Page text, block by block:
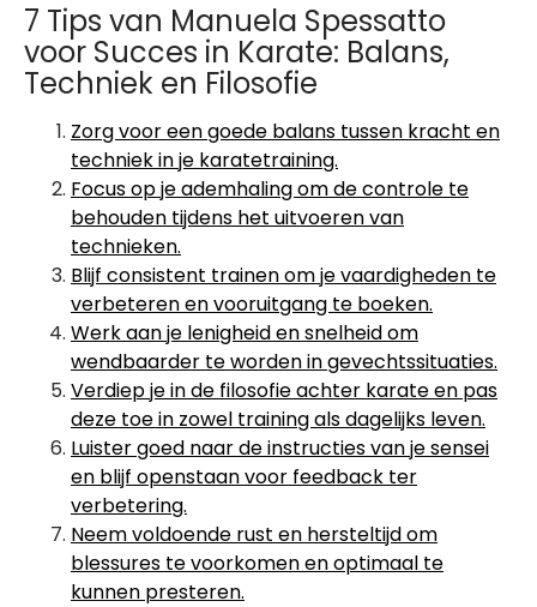
7 Tips van Manuela Spessatto
voor Succes in Karate: Balans,
Techniek en Filosofie
Zorg voor een goede balans tussen kracht en
techniek in je karatetraining.
Focus op je ademhaling om de controle te
behouden tijdens het uitvoeren van
technieken.
Blijf consistent trainen om je vaardigheden te
verbeteren en vooruitgang te boeken.
Werk aan je lenigheid en snelheid om
wendbaarder te worden in gevechtssituaties.
Verdiep je in de filosofie achter karate en pas
deze toe in zowel training als dagelijks leven.
Luister goed naar de instructies van je sensei
en blijf openstaan voor feedback ter
verbetering.
Neem voldoende rust en hersteltijd om
blessures te voorkomen en optimaal te
kunnen presteren.